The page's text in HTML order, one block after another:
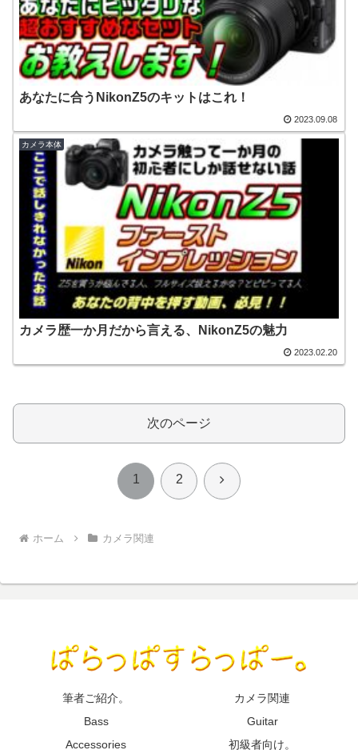
あなたに合うNikonZ5のキットはこれ！
2023.09.08
カメラ本体
カメラ歴一か月だから言える、NikonZ5の魅力
2023.02.20
次のページ
1 2 次
ホーム カメラ関連
筆者ご紹介。
カメラ関連
Bass
Guitar
Accessories
初級者向け。